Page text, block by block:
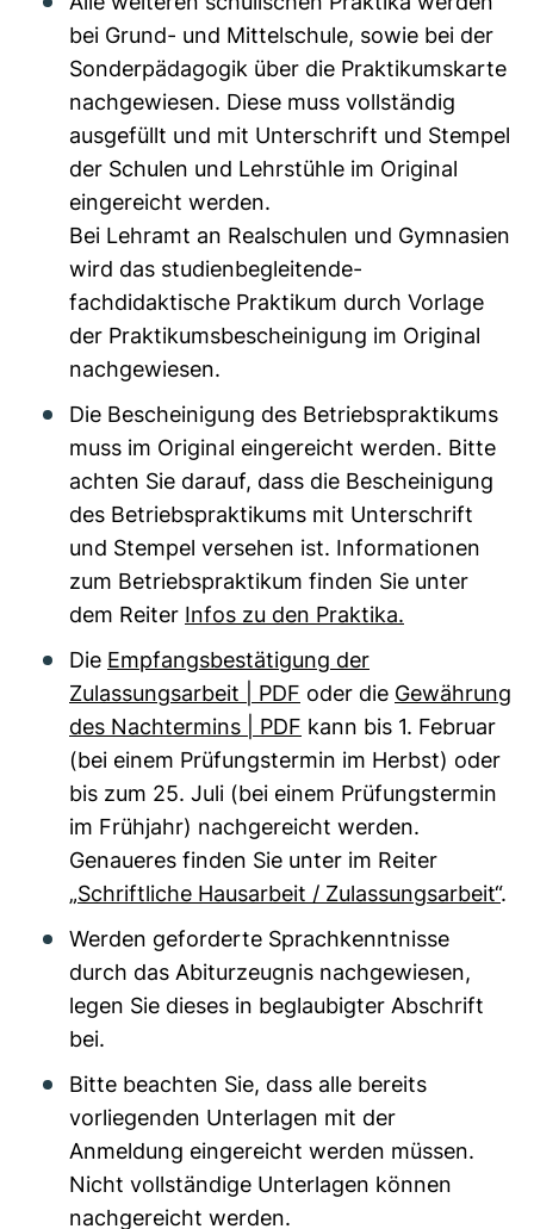
bei Grund- und Mittelschule, sowie bei der
Sonderpädagogik über die Praktikumskarte
nachgewiesen. Diese muss vollständig
ausgefüllt und mit Unterschrift und Stempel
der Schulen und Lehrstühle im Original
eingereicht werden.
Bei Lehramt an Realschulen und Gymnasien
wird das studienbegleitende-
fachdidaktische Praktikum durch Vorlage
der Praktikumsbescheinigung im Original
nachgewiesen.
Die Bescheinigung des Betriebspraktikums
muss im Original eingereicht werden. Bitte
achten Sie darauf, dass die Bescheinigung
des Betriebspraktikums mit Unterschrift
und Stempel versehen ist. Informationen
zum Betriebspraktikum finden Sie unter
dem Reiter Infos zu den Praktika.
Die Empfangsbestätigung der
Zulassungsarbeit | PDF oder die Gewährung
des Nachtermins | PDF kann bis 1. Februar
(bei einem Prüfungstermin im Herbst) oder
bis zum 25. Juli (bei einem Prüfungstermin
im Frühjahr) nachgereicht werden.
Genaueres finden Sie unter im Reiter
„Schriftliche Hausarbeit / Zulassungsarbeit“.
Werden geforderte Sprachkenntnisse
durch das Abiturzeugnis nachgewiesen,
legen Sie dieses in beglaubigter Abschrift
bei.
Bitte beachten Sie, dass alle bereits
vorliegenden Unterlagen mit der
Anmeldung eingereicht werden müssen.
Nicht vollständige Unterlagen können
nachgereicht werden.